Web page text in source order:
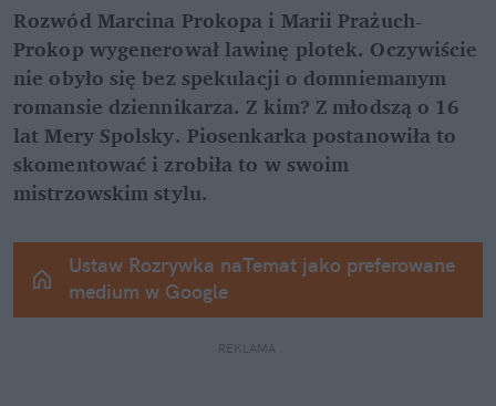
Rozwód Marcina Prokopa i Marii Prażuch-
Prokop wygenerował lawinę plotek. Oczywiście
nie obyło się bez spekulacji o domniemanym
romansie dziennikarza. Z kim? Z młodszą o 16
lat Mery Spolsky. Piosenkarka postanowiła to
skomentować i zrobiła to w swoim
mistrzowskim stylu.
Ustaw Rozrywka naTemat jako preferowane
medium w Google
REKLAMA